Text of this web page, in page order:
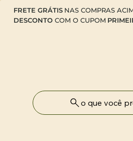
FRETE GRÁTIS NAS COMPRAS
DESCONTOCOM O CUPOM
o que você